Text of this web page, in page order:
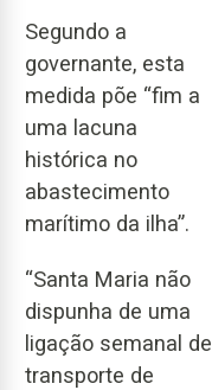
Segundo a
governante, esta
medida põe “fim a
uma lacuna
histórica no
abastecimento
marítimo da ilha”.
“Santa Maria não
dispunha de uma
ligação semanal de
transporte de